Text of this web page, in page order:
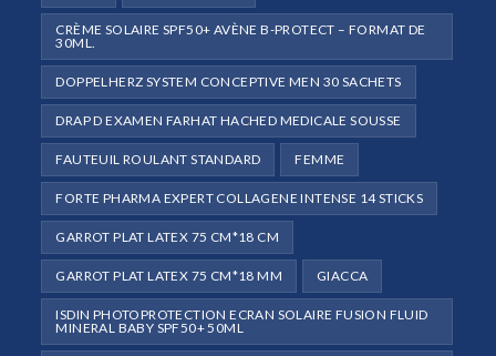
CRÈME SOLAIRE SPF50+ AVÈNE B-PROTECT – FORMAT DE
30ML.
DOPPELHERZ SYSTEM CONCEPTIVE MEN 30 SACHETS
DRAP D EXAMEN FARHAT HACHED MEDICALE SOUSSE
FAUTEUIL ROULANT STANDARD FEMME
FORTE PHARMA EXPERT COLLAGENE INTENSE 14 STICKS
GARROT PLAT LATEX 75 CM*18 CM
GARROT PLAT LATEX 75 CM*18 MM GIACCA
ISDIN PHOTOPROTECTION ECRAN SOLAIRE FUSION FLUID
MINERAL BABY SPF50+ 50ML